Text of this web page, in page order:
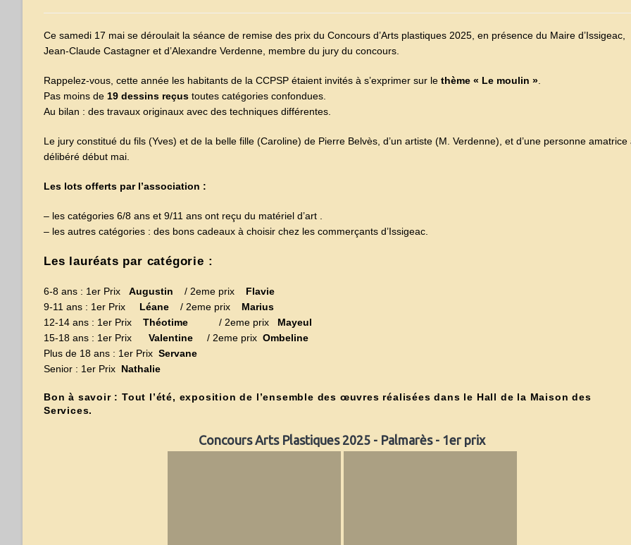
publication :
Ce samedi 17 mai se déroulait la séance de remise des prix du Concours d’Arts plastiques 2025, en présence du Maire d’Issigeac,
Jean-Claude Castagner et d’Alexandre Verdenne, membre du jury du concours.
Rappelez-vous, cette année les habitants de la CCPSP étaient invités à s’exprimer sur le thème « Le moulin ».
Pas moins de 19 dessins reçus toutes catégories confondues.
Au bilan : des travaux originaux avec des techniques différentes.
Le jury constitué du fils (Yves) et de la belle fille (Caroline) de Pierre Belvès, d’un artiste (M. Verdenne), et d’une personne amatrice
délibéré début mai.
Les lots offerts par l’association :
– les catégories 6/8 ans et 9/11 ans ont reçu du matériel d’art .
– les autres catégories : des bons cadeaux à choisir chez les commerçants d’Issigeac.
Les lauréats par catégorie :
6-8 ans : 1er Prix Augustin / 2eme prix Flavie
9-11 ans : 1er Prix
Léane / 2eme prix
Marius
12-14 ans : 1er Prix Théotime / 2eme prix Mayeul
15-18 ans : 1er Prix
Valentine / 2eme prix Ombeline
Plus de 18 ans : 1er Prix Servane
Senior : 1er Prix Nathalie
Bon à savoir : Tout l’été, exposition de l’ensemble des œuvres réalisées dans le Hall de la Maison des
Services.
Concours Arts Plastiques 2025 - Palmarès - 1er prix